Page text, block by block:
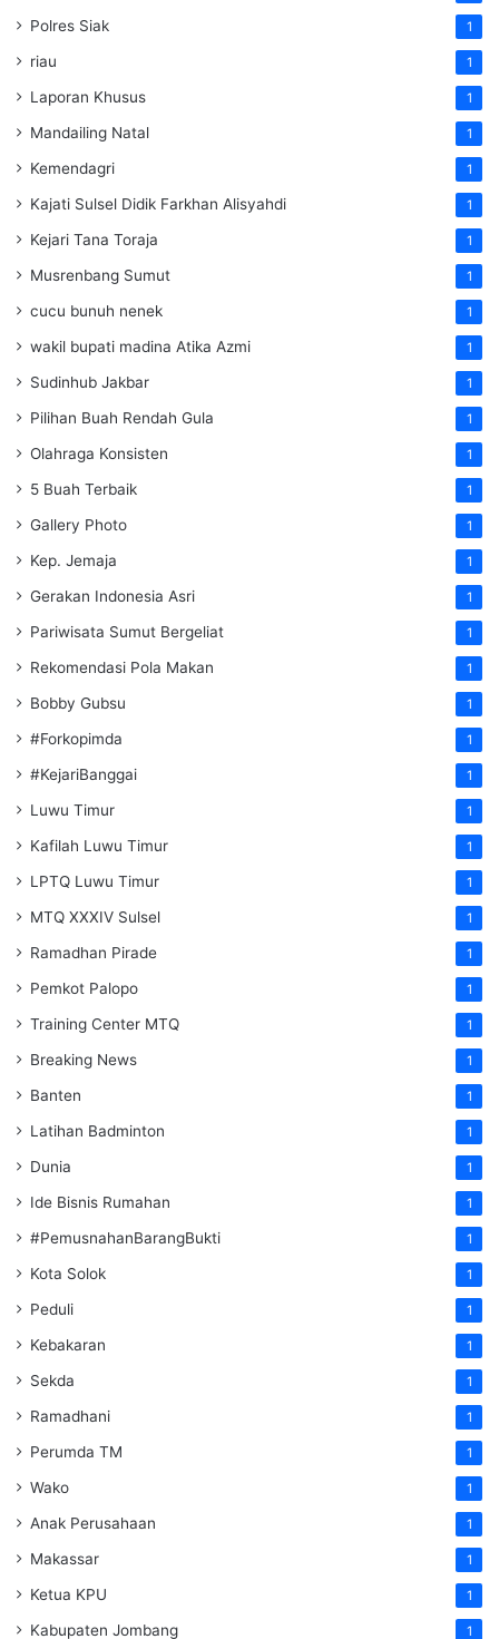
Polres Siak 1
riau 1
Laporan Khusus 1
Mandailing Natal 1
Kemendagri 1
Kajati Sulsel Didik Farkhan Alisyahdi 1
Kejari Tana Toraja 1
Musrenbang Sumut 1
cucu bunuh nenek 1
wakil bupati madina Atika Azmi 1
Sudinhub Jakbar 1
Pilihan Buah Rendah Gula 1
Olahraga Konsisten 1
5 Buah Terbaik 1
Gallery Photo 1
Kep. Jemaja 1
Gerakan Indonesia Asri 1
Pariwisata Sumut Bergeliat 1
Rekomendasi Pola Makan 1
Bobby Gubsu 1
#Forkopimda 1
#KejariBanggai 1
Luwu Timur 1
Kafilah Luwu Timur 1
LPTQ Luwu Timur 1
MTQ XXXIV Sulsel 1
Ramadhan Pirade 1
Pemkot Palopo 1
Training Center MTQ 1
Breaking News 1
Banten 1
Latihan Badminton 1
Dunia 1
Ide Bisnis Rumahan 1
#PemusnahanBarangBukti 1
Kota Solok 1
Peduli 1
Kebakaran 1
Sekda 1
Ramadhani 1
Perumda TM 1
Wako 1
Anak Perusahaan 1
Makassar 1
Ketua KPU 1
Kabupaten Jombang 1